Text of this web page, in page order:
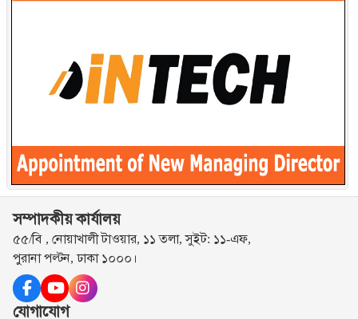
সম্পাদকীয় কার্যালয়
৫৫/বি , নোয়াখালী টাওয়ার, ১১ তলা, সুইট: ১১-এফ,
পুরানা পল্টন, ঢাকা ১০০০।
যোগাযোগ